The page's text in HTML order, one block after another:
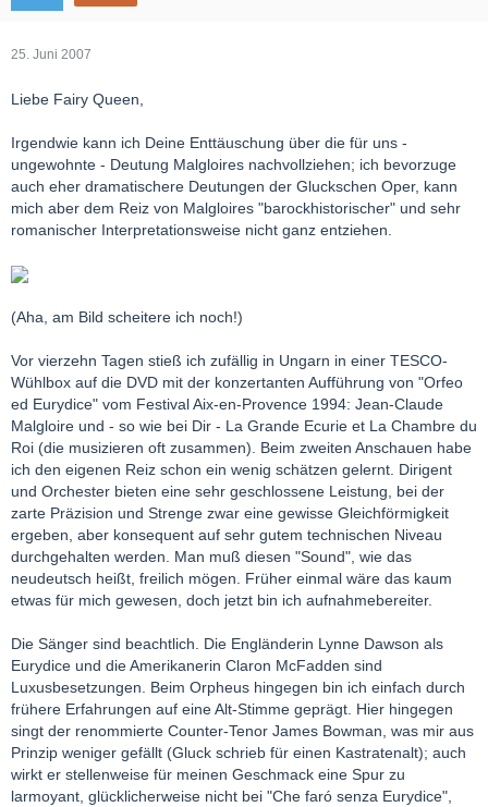
25. Juni 2007
Liebe Fairy Queen,
Irgendwie kann ich Deine Enttäuschung über die für uns -
ungewohnte - Deutung Malgloires nachvollziehen; ich bevorzuge
auch eher dramatischere Deutungen der Gluckschen Oper, kann
mich aber dem Reiz von Malgloires "barockhistorischer" und sehr
romanischer Interpretationsweise nicht ganz entziehen.
(Aha, am Bild scheitere ich noch!)
Vor vierzehn Tagen stieß ich zufällig in Ungarn in einer TESCO-
Wühlbox auf die DVD mit der konzertanten Aufführung von "Orfeo
ed Eurydice" vom Festival Aix-en-Provence 1994: Jean-Claude
Malgloire und - so wie bei Dir - La Grande Ecurie et La Chambre du
Roi (die musizieren oft zusammen). Beim zweiten Anschauen habe
ich den eigenen Reiz schon ein wenig schätzen gelernt. Dirigent
und Orchester bieten eine sehr geschlossene Leistung, bei der
zarte Präzision und Strenge zwar eine gewisse Gleichförmigkeit
ergeben, aber konsequent auf sehr gutem technischen Niveau
durchgehalten werden. Man muß diesen "Sound", wie das
neudeutsch heißt, freilich mögen. Früher einmal wäre das kaum
etwas für mich gewesen, doch jetzt bin ich aufnahmebereiter.
Die Sänger sind beachtlich. Die Engländerin Lynne Dawson als
Eurydice und die Amerikanerin Claron McFadden sind
Luxusbesetzungen. Beim Orpheus hingegen bin ich einfach durch
frühere Erfahrungen auf eine Alt-Stimme geprägt. Hier hingegen
singt der renommierte Counter-Tenor James Bowman, was mir aus
Prinzip weniger gefällt (Gluck schrieb für einen Kastratenalt); auch
wirkt er stellenweise für meinen Geschmack eine Spur zu
larmoyant, glücklicherweise nicht bei "Che faró senza Eurydice",